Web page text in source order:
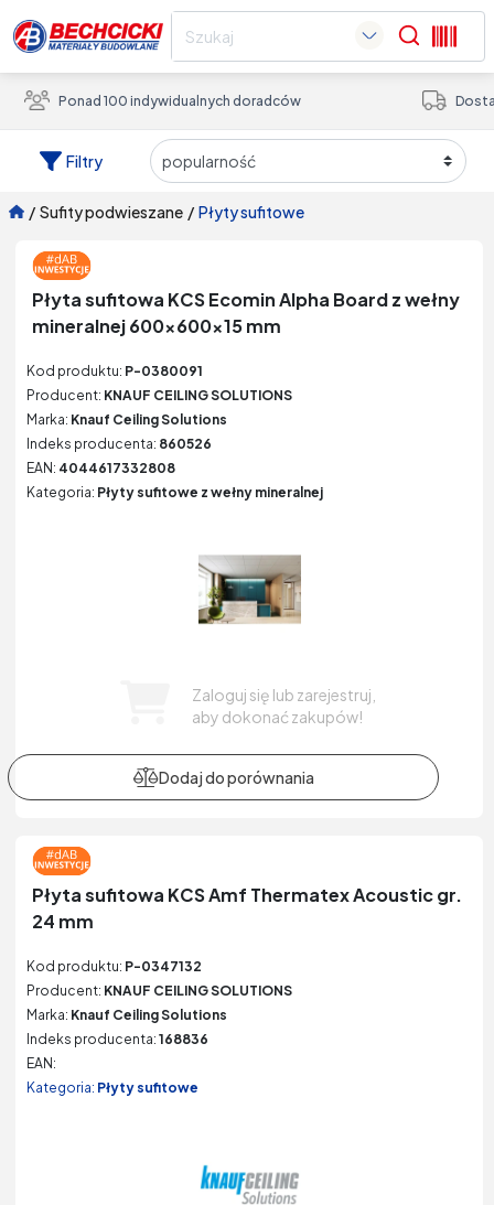
Ponad 100 indywidualnych doradców
Search
Filtry
płyty sufitowe
/
sufity podwieszane
/
Płyta sufitowa KCS Ecomin Alpha Board z wełny
mineralnej 600x600x15 mm
Kod produktu: P-0380091
Producent: KNAUF CEILING SOLUTIONS
Marka: Knauf Ceiling Solutions
Indeks producenta: 860526
EAN: 4044617332808
Kategoria: Płyty sufitowe z wełny mineralnej
Zaloguj się lub zarejestruj,
aby dokonać zakupów!
Płyta sufitowa KCS Amf Thermatex Acoustic gr.
24 mm
Kod produktu: P-0347132
Producent: KNAUF CEILING SOLUTIONS
Marka: Knauf Ceiling Solutions
Indeks producenta: 168836
EAN:
Kategoria: Płyty sufitowe